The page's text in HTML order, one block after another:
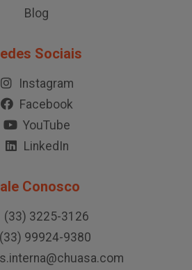
Blog
Sociais
Instagram
Facebook
YouTube
LinkedIn
Conosco
(33) 3225-3126
(33) 99924-9380